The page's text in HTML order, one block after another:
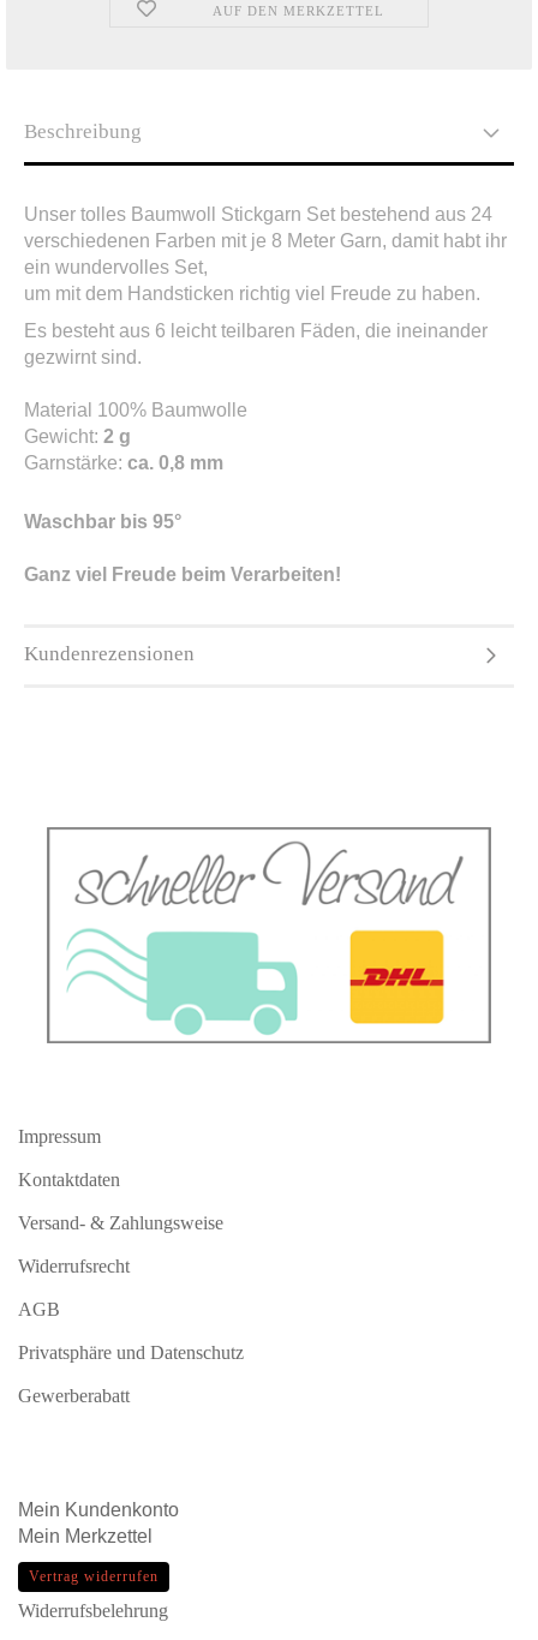
AUF DEN MERKZETTEL
Beschreibung
Unser tolles Baumwoll Stickgarn Set bestehend aus 24
verschiedenen Farben mit je 8 Meter Garn, damit habt ihr
ein wundervolles Set,
um mit dem Handsticken richtig viel Freude zu haben.
Es besteht aus 6 leicht teilbaren Fäden, die ineinander
gezwirnt sind.
Material 100% Baumwolle
Gewicht: 2 g
Garnstärke: ca. 0,8 mm
Waschbar bis 95°
Ganz viel Freude beim Verarbeiten!
Kundenrezensionen
Impressum
Kontaktdaten
Versand- & Zahlungsweise
Widerrufsrecht
AGB
Privatsphäre und Datenschutz
Gewerberabatt
Mein Kundenkonto
Mein Merkzettel
Vertrag widerrufen
Widerrufsbelehrung